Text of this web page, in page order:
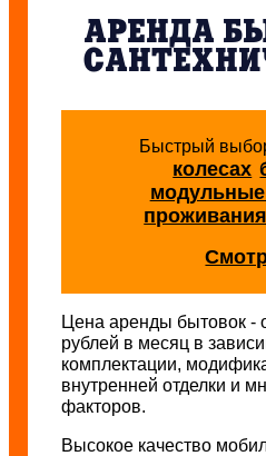
АРЕНДА
Быстрый
колесах
модульные
проживания
Цена аренды бытовок -
рублей в месяц в
комплектации,
внутренней отделки и
факторов.
Высокое качество